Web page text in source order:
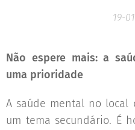
19-
Não espere mais: a
uma prioridade
A saúde mental no local
um tema secundário. É